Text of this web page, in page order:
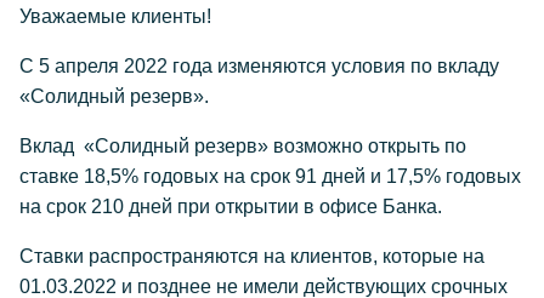
Уважаемые клиенты!
С 5 апреля 2022 года изменяются условия по вкладу
«Солидный резерв».
Вклад «Солидный резерв» возможно открыть по
ставке 18,5% годовых на срок 91 дней и 17,5% годовых
на срок 210 дней при открытии в офисе Банка.
Ставки распространяются на клиентов, которые на
01.03.2022 и позднее не имели действующих срочных